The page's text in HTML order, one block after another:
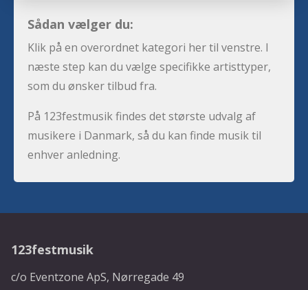
Sådan vælger du:
Klik på en overordnet kategori her til venstre. I
næste step kan du vælge specifikke artisttyper,
som du ønsker tilbud fra.
På 123festmusik findes det største udvalg af
musikere i Danmark, så du kan finde musik til
enhver anledning.
123festmusik
c/o Eventzone ApS, Nørregade 49